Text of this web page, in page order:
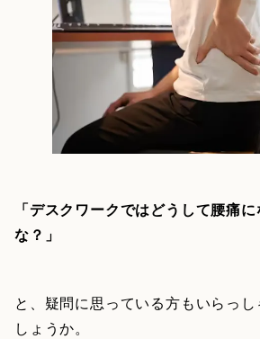
「デスクワークではどうして腰痛
な？」
と、疑問に思っている方もいらっ
しょうか。